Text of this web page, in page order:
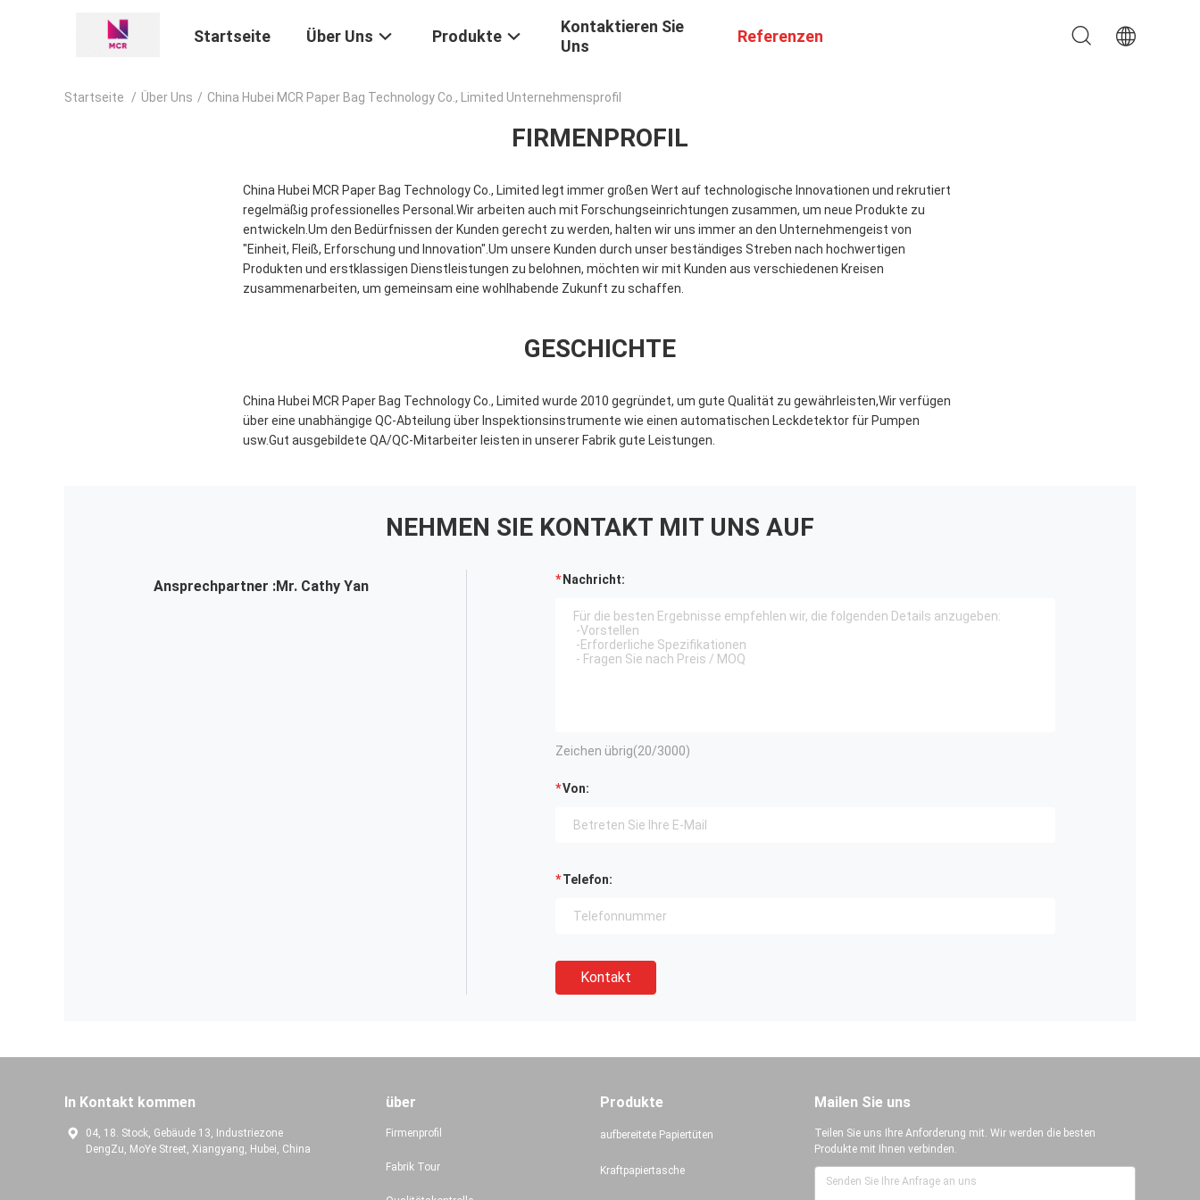
Startseite Über Uns Produkte
Kontaktieren Sie
Uns
Referenzen
Startseite / Über Uns / China Hubei MCR Paper Bag Technology Co., Limited Unternehmensprofil
FIRMENPROFIL
China Hubei MCR Paper Bag Technology Co., Limited legt immer großen Wert auf technologische Innovationen und rekrutiert
regelmäßig professionelles Personal.Wir arbeiten auch mit Forschungseinrichtungen zusammen, um neue Produkte zu
entwickeln.Um den Bedürfnissen der Kunden gerecht zu werden, halten wir uns immer an den Unternehmengeist von
"Einheit, Fleiß, Erforschung und Innovation".Um unsere Kunden durch unser beständiges Streben nach hochwertigen
Produkten und erstklassigen Dienstleistungen zu belohnen, möchten wir mit Kunden aus verschiedenen Kreisen
zusammenarbeiten, um gemeinsam eine wohlhabende Zukunft zu schaffen.
GESCHICHTE
China Hubei MCR Paper Bag Technology Co., Limited wurde 2010 gegründet, um gute Qualität zu gewährleisten,Wir verfügen
über eine unabhängige QC-Abteilung über Inspektionsinstrumente wie einen automatischen Leckdetektor für Pumpen
usw.Gut ausgebildete QA/QC-Mitarbeiter leisten in unserer Fabrik gute Leistungen.
NEHMEN SIE KONTAKT MIT UNS AUF
Ansprechpartner :Mr. Cathy Yan Nachricht:
Zeichen übrig(20/3000)
Von:
Telefon:
Kontakt
In Kontakt kommen
04, 18. Stock, Gebäude 13, Industriezone
DengZu, MoYe Street, Xiangyang, Hubei, China
über
Firmenprofil
Fabrik Tour
Produkte
aufbereitete Papiertüten
Kraftpapiertasche
Mailen Sie uns
Teilen Sie uns Ihre Anforderung mit. Wir werden die besten
Produkte mit Ihnen verbinden.